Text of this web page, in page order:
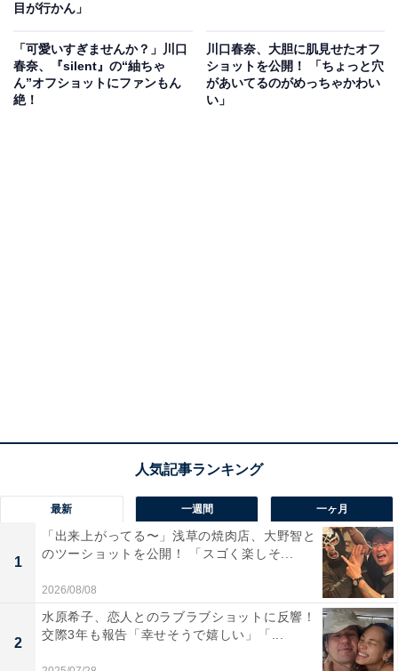
目が行かん」
「可愛いすぎませんか？」川口
春奈、『silent』の“紬ちゃ
ん”オフショットにファンもん
絶！
川口春奈、大胆に肌見せたオフ
ショットを公開！ 「ちょっと穴
があいてるのがめっちゃかわい
い」
最新 一週間 一ヶ月
1
「出来上がってる〜」浅草の焼肉店、大野智と
のツーショットを公開！ 「スゴく楽しそ...
2026/08/08
2
水原希子、恋人とのラブラブショットに反響！
交際3年も報告「幸せそうで嬉しい」「...